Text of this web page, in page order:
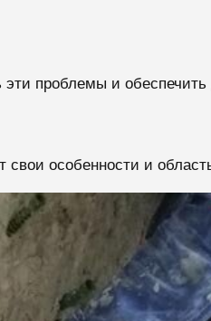
эти проблемы и обеспечить
свои особенности и